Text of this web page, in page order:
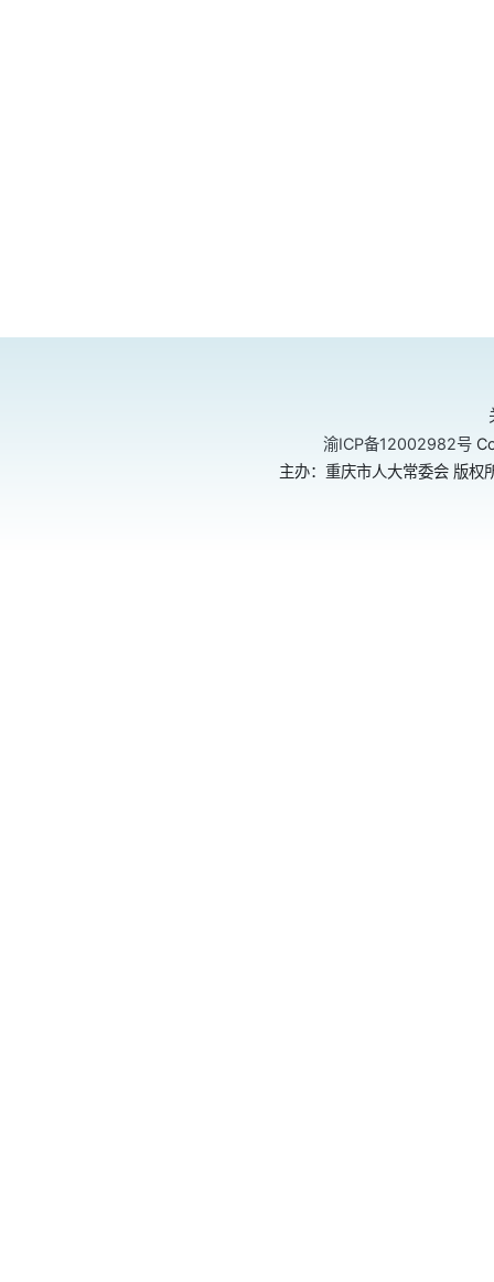
渝ICP备12002982号
主办：重庆市人大常委会 版